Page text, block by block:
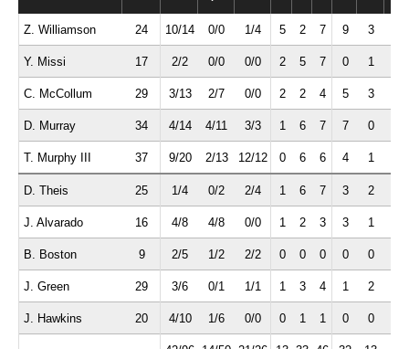
Z. Williamson 24 10/14 0/0 1/4 5 2 7 9 3
Y. Missi 17 2/2 0/0 0/0 2 5 7 0 1
C. McCollum 29 3/13 2/7 0/0 2 2 4 5 3
D. Murray 34 4/14 4/11 3/3 1 6 7 7 0
T. Murphy III 37 9/20 2/13 12/12 0 6 6 4 1
D. Theis 25 1/4 0/2 2/4 1 6 7 3 2
J. Alvarado 16 4/8 4/8 0/0 1 2 3 3 1
B. Boston 9 2/5 1/2 2/2 0 0 0 0 0
J. Green 29 3/6 0/1 1/1 1 3 4 1 2
J. Hawkins 20 4/10 1/6 0/0 0 1 1 0 0